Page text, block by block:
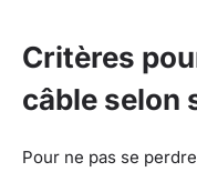
Critères
câble selon
Pour ne pas se